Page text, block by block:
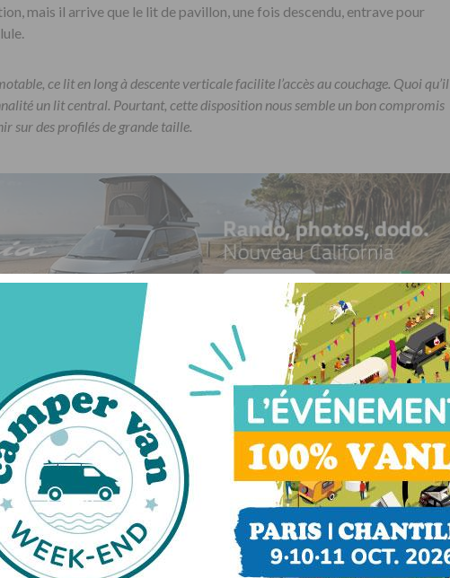
mais il arrive que le lit de pavillon, une fois descendu, entrave pour
ce lit en long à descente verticale facilite l’accès au couchage. Quoi qu’il
un lit central. Pourtant, cette disposition nous semble un bon compromis
sur des profilés de grande taille.
PARTAGER PARTAGER ENVOYER